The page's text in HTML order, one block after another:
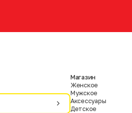
Магазин
Женское
Мужское
Аксессуары
Детское